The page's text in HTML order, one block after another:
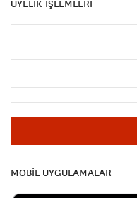
ÜYELİK İŞLEMLERİ
MOBİL UYGULAMALAR